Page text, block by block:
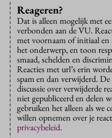
Reageren?
Dat is alleen mogelijk met
verbonden aan de VU.
met voornaam of initiaal
het onderwerp, en toon
smaad, schelden en
Reacties met url’s erin
spam en dan verwijderd.
discussie over verwijderde
niet gepubliceerd en delen
gebruiken het alleen als we
willen opnemen over je
privacybeleid.